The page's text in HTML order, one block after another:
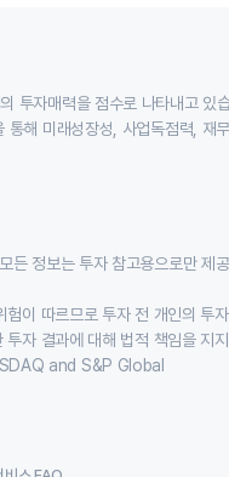
투자매력을 점수로 나타내고 있
통해 미래성장성, 사업독점력,
든 정보는 투자 참고용으로만 제
험이 따르므로 투자 전 개인의 투
투자 결과에 대해 법적 책임을 지
and S&P Global